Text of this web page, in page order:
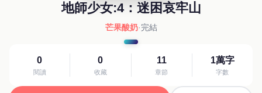
地師少女:4：迷困哀牢山
芒果酸奶·完結
0
閱讀
0
收藏
11
章節
1萬字
字數